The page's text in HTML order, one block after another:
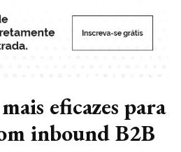
eficazes para
inbound B2B